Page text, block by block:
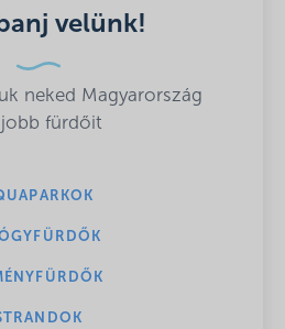
velünk!
neked Magyarország
fürdőit